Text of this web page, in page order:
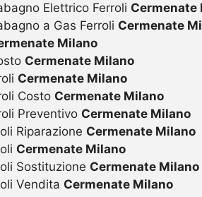
Elettrico Ferroli Cermenate
a Gas Ferroli Cermenate
Milano
Cermenate Milano
Cermenate Milano
Costo Cermenate Milano
Preventivo Cermenate Milano
Riparazione Cermenate Milano
Cermenate Milano
Sostituzione Cermenate Milano
Vendita Cermenate Milano